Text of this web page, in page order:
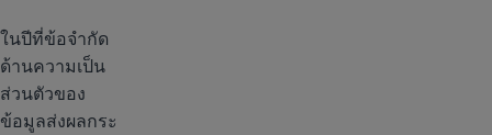
ในปีที่ข้อจำกัด
ด้านความเป็น
ส่วนตัวของ
ข้อมูลส่งผลกระ